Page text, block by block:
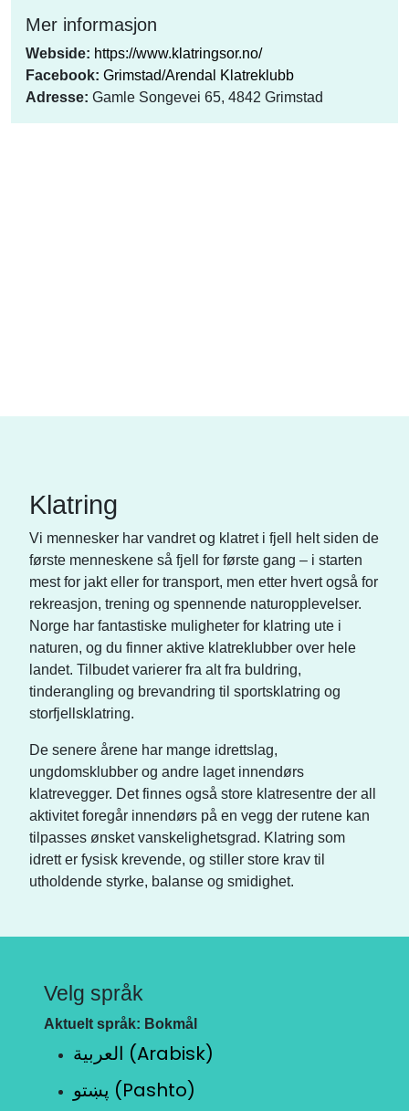
Mer informasjon
Webside: https://www.klatringsor.no/
Facebook: Grimstad/Arendal Klatreklubb
Adresse: Gamle Songevei 65, 4842 Grimstad
Klatring
Vi mennesker har vandret og klatret i fjell helt siden de
første menneskene så fjell for første gang – i starten
mest for jakt eller for transport, men etter hvert også for
rekreasjon, trening og spennende naturopplevelser.
Norge har fantastiske muligheter for klatring ute i
naturen, og du finner aktive klatreklubber over hele
landet. Tilbudet varierer fra alt fra buldring,
tinderangling og brevandring til sportsklatring og
storfjellsklatring.
De senere årene har mange idrettslag,
ungdomsklubber og andre laget innendørs
klatrevegger. Det finnes også store klatresentre der all
aktivitet foregår innendørs på en vegg der rutene kan
tilpasses ønsket vanskelighetsgrad. Klatring som
idrett er fysisk krevende, og stiller store krav til
utholdende styrke, balanse og smidighet.
Velg språk
Aktuelt språk: Bokmål
العربية (Arabisk)
پښتو (Pashto)